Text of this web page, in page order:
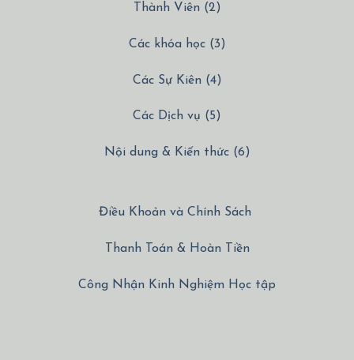
Thành Viên (2)
Các khóa học (3)
Các Sự Kiên (4)
Các Dịch vụ (5)
Nội dung & Kiến thức (6)
Điều Khoản và Chính Sách
Thanh Toán & Hoàn Tiền
Công Nhận Kinh Nghiệm Học tập